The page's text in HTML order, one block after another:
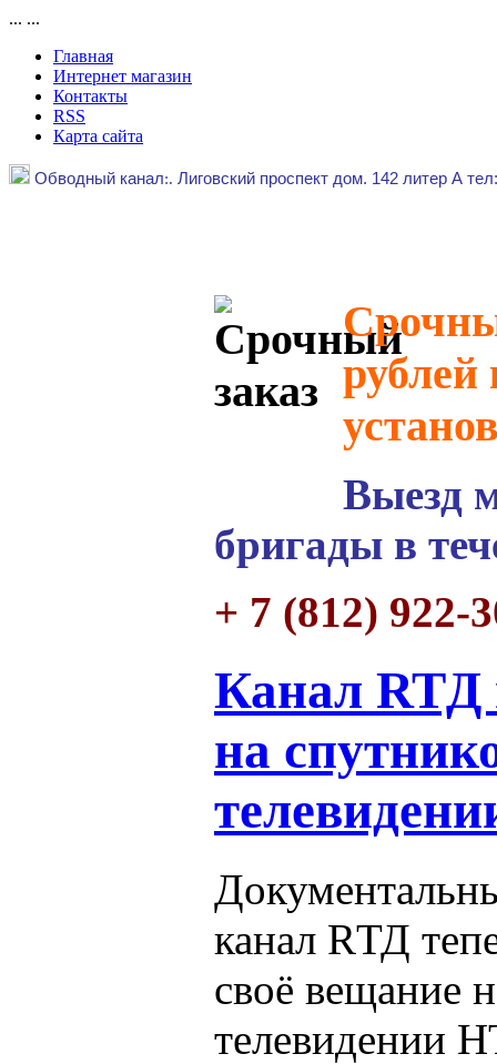
... ...
Главная
Интернет магазин
Контакты
RSS
Карта сайта
Обводный канал:. Лиговский проспект дом. 142 литер А
рублей
Выезд
бригады в
+ 7 (812) 922-
Канал RTД
на
канал RТД
своё вещание
телевидении